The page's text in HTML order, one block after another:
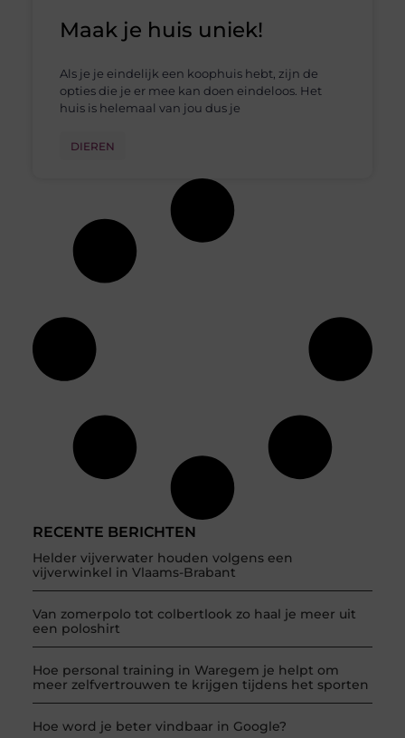
RECENTE BERICHTEN
Helder vijverwater houden volgens een
vijverwinkel in Vlaams-Brabant
Van zomerpolo tot colbertlook zo haal je meer uit
een poloshirt
Hoe personal training in Waregem je helpt om
meer zelfvertrouwen te krijgen tijdens het sporten
Hoe word je beter vindbaar in Google?
Maak je huis uniek!
Als je je eindelijk een koophuis hebt, zijn de
opties die je er mee kan doen eindeloos. Het
huis is helemaal van jou dus je
DIEREN